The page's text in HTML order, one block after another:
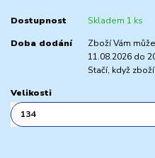
Dostupnost Skladem 1 ks
Doba dodání
Zboží Vám
11.08.2026 do
Stačí, když
Velikosti